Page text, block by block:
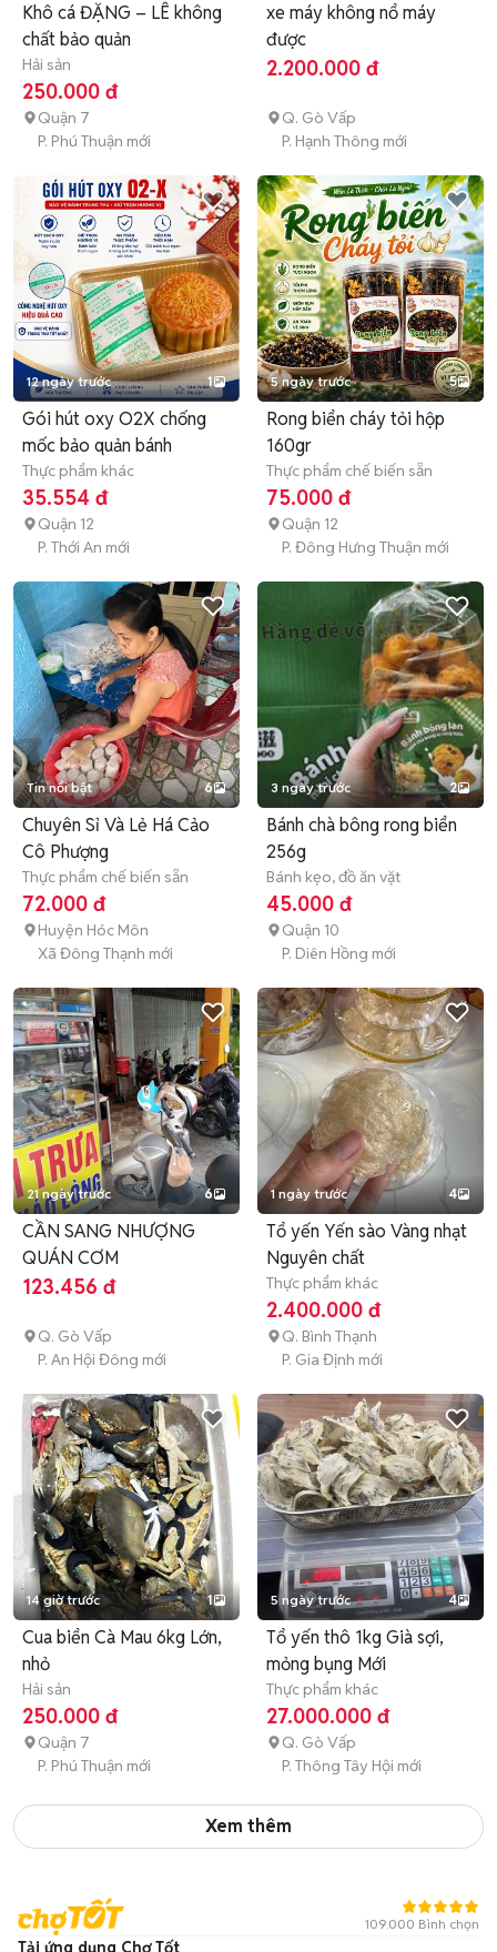
Khô cá ĐẶNG – LÊ không
chất bảo quản
Hải sản
250.000 đ
Quận 7
P. Phú Thuận mới
xe máy không nổ máy
được
2.200.000 đ
Q. Gò Vấp
P. Hạnh Thông mới
12 ngày trước 1
Gói hút oxy O2X chống
mốc bảo quản bánh
Thực phẩm khác
35.554 đ
Quận 12
P. Thới An mới
5 ngày trước 5
Rong biển cháy tỏi hộp
160gr
Thực phẩm chế biến sẵn
75.000 đ
Quận 12
P. Đông Hưng Thuận mới
Tin nổi bật 6
Chuyên Sỉ Và Lẻ Há Cảo
Cô Phượng
Thực phẩm chế biến sẵn
72.000 đ
Huyện Hóc Môn
Xã Đông Thạnh mới
3 ngày trước 2
Bánh chà bông rong biển
256g
Bánh kẹo, đồ ăn vặt
45.000 đ
Quận 10
P. Diên Hồng mới
21 ngày trước 6
CẦN SANG NHƯỢNG
QUÁN CƠM
123.456 đ
Q. Gò Vấp
P. An Hội Đông mới
1 ngày trước 4
Tổ yến Yến sào Vàng nhạt
Nguyên chất
Thực phẩm khác
2.400.000 đ
Q. Bình Thạnh
P. Gia Định mới
14 giờ trước 1
Cua biển Cà Mau 6kg Lớn,
nhỏ
Hải sản
250.000 đ
Quận 7
P. Phú Thuận mới
5 ngày trước 4
Tổ yến thô 1kg Già sợi,
mỏng bụng Mới
Thực phẩm khác
27.000.000 đ
Q. Gò Vấp
P. Thông Tây Hội mới
Xem thêm
109.000 Bình chọn
Tải ứng dụng Chợ Tốt